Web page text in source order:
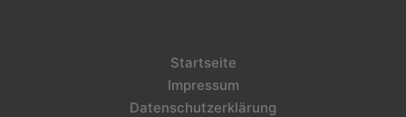
Startseite
Impressum
Datenschutzerklärung